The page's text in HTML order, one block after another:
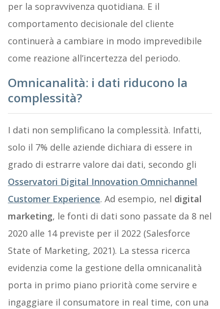
per la sopravvivenza quotidiana. E il
comportamento decisionale del cliente
continuerà a cambiare in modo imprevedibile
come reazione all’incertezza del periodo.
Omnicanalità: i dati riducono la
complessità?
I dati non semplificano la complessità. Infatti,
solo il 7% delle aziende dichiara di essere in
grado di estrarre valore dai dati, secondo gli
Osservatori Digital Innovation Omnichannel
Customer Experience. Ad esempio, nel digital
marketing, le fonti di dati sono passate da 8 nel
2020 alle 14 previste per il 2022 (Salesforce
State of Marketing, 2021). La stessa ricerca
evidenzia come la gestione della omnicanalità
porta in primo piano priorità come servire e
ingaggiare il consumatore in real time, con una